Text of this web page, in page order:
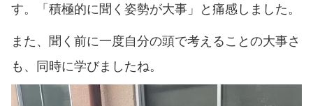
す。「積極的に聞く姿勢が大事」と痛感しました。
また、聞く前に一度自分の頭で考えることの大事さ
も、同時に学びましたね。